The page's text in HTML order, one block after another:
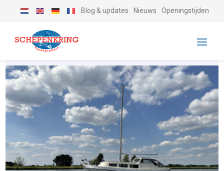
Blog & updates Nieuws Openingstijden